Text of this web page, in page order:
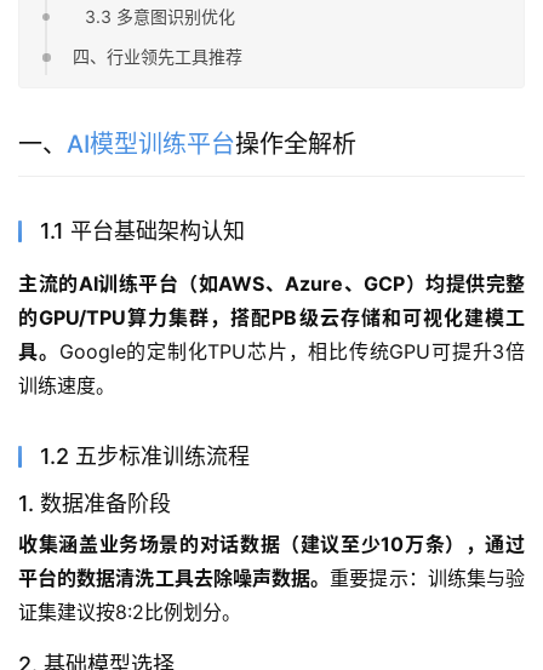
3.3 多意图识别优化
四、行业领先工具推荐
一、 AI模型训练平台操作全解析
1.1 平台基础架构认知
主流的AI训练平台（如AWS、Azure、GCP）均提供完整
的GPU/TPU算力集群，搭配PB级云存储和可视化建模工
具。 Google的定制化TPU芯片，相比传统GPU可提升3倍
训练速度。
1.2 五步标准训练流程
1. 数据准备阶段
收集涵盖业务场景的对话数据（建议至少10万条），通过
平台的数据清洗工具去除噪声数据。 重要提示：训练集与验
证集建议按8:2比例划分。